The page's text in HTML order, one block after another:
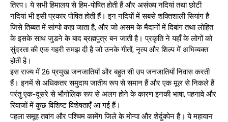
तिरप। ये सभी हिमालय से हिम-पोषित होती हैं और असंख्य नदियां तथा छोटी
नदियां भी इसी प्रकार पोषित होती हैं। इन नदियों में सबसे शक्तिशाली सियांग है
जिसे तिब्बत में सांग्पो कहा जाता है, और जो असम के मैदानों में दिबांग तथा लोहित
के इसके साथ जुडने के बाद ब्रह्मपुत्र बन जाती है। प्रकृति ने यहाँ के लोगों को
सुंदरता की एक गहरी समझ दी है जो उनके गीतों, नृत्य और शिल्प में अभिव्यक्त
होती है।
इस राज्य में 26 प्रमुख जनजातियाँ और बहुत सी उप जनजातियाँ निवास करती
हैं। इनमें से अधिकतर समुदाय जातीय रूप से समान हैं और एक मूल से निकले हैं
परंतु एक-दूसरे से भौगोलिक रूप से अलग होने के कारण इनकी भाषा, पहनावे और
रिवाजों में कुछ विशिष्ट विशेषताएँ आ गई हैं।
पहला समूह तवांग और पश्चिम कामेंग जिले के मोन्पा और शेर्दुक्पेन हैं। ये महायान